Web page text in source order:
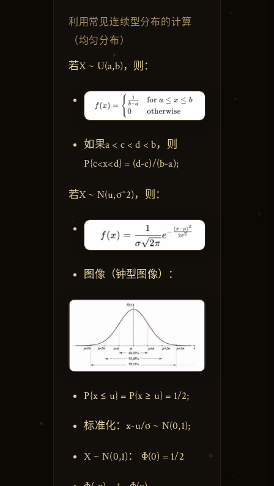
利用常见连续型分布的计算
（均匀分布）
若X ~ U(a,b)，则：
如果a < c < d < b，则
P{c<x<d} = (d-c)/(b-a);
若X ~ N(u,σ^2)，则：
图像（钟型图像）：
P{x ≤ u} = P{x ≥ u} = 1/2;
标准化：x-u/σ ~ N(0,1);
X ~ N(0,1)： Φ(0) = 1/2